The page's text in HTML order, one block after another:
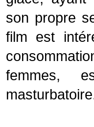
son propre
film est
femmes,